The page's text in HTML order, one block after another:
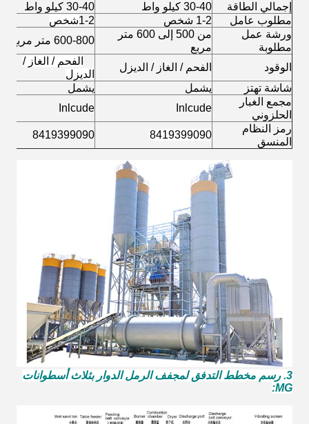
إجمالي الطاقة
30-40 كيلو واط 30-40 كيلو واط
مطلوب عامل
1-2 شخص 1-2شخص
ورشة عمل
مطلوبة
من 500 إلى 600 متر
مربع
600-800 متر مربع
الوقود
الفحم / الغاز / الديزل
الفحم / الغاز /
الديزل
شاشة تهتز
يشمل يشمل
مجمع الغبار
الحلزوني
Inlcude
Inlcude
رمز النظام
المنسق
8419399090
8419399090
3. رسم مخطط التدفق لمجفف الرمل الدوار بثلاث أسطوانات
MG: